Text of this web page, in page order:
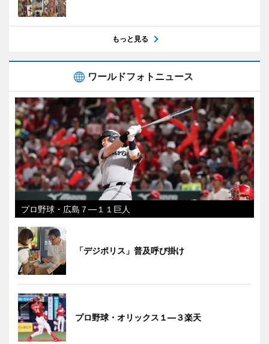
もっと見る
ワールドフォトニュース
プロ野球・広島７―１１巨人
「デジポリス」普及呼び掛け
プロ野球・オリックス１―３楽天